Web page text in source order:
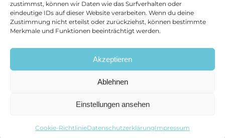
zustimmst, können wir Daten wie das Surfverhalten oder
eindeutige IDs auf dieser Website verarbeiten. Wenn du deine
Zustimmung nicht erteilst oder zurückziehst, können bestimmte
Merkmale und Funktionen beeinträchtigt werden.
Akzeptieren
Ablehnen
Einstellungen ansehen
Cookie-RichtlinieDatenschutzerklärungImpressum
Datenschutzerklärung
Cookie-Richtlinie (EU)